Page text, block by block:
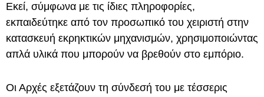
Εκεί, σύμφωνα με τις ίδιες πληροφορίες,
εκπαιδεύτηκε από τον προσωπικό του χειριστή στην
κατασκευή εκρηκτικών μηχανισμών, χρησιμοποιώντας
απλά υλικά που μπορούν να βρεθούν στο εμπόριο.
Οι Αρχές εξετάζουν τη σύνδεσή του με τέσσερις